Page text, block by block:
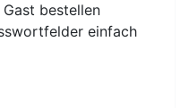
Gast bestellen
einfach